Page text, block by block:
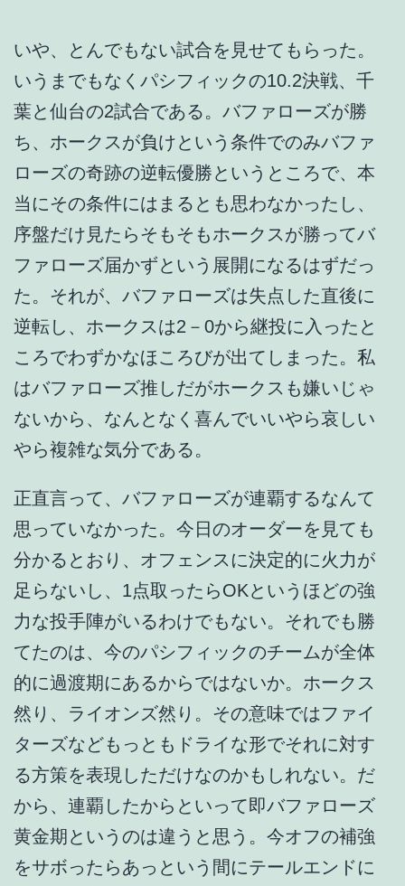
いや、とんでもない試合を見せてもらった。
いうまでもなくパシフィックの10.2決戦、千
葉と仙台の2試合である。バファローズが勝
ち、ホークスが負けという条件でのみバファ
ローズの奇跡の逆転優勝というところで、本
当にその条件にはまるとも思わなかったし、
序盤だけ見たらそもそもホークスが勝ってバ
ファローズ届かずという展開になるはずだっ
た。それが、バファローズは失点した直後に
逆転し、ホークスは2－0から継投に入ったと
ころでわずかなほころびが出てしまった。私
はバファローズ推しだがホークスも嫌いじゃ
ないから、なんとなく喜んでいいやら哀しい
やら複雑な気分である。
正直言って、バファローズが連覇するなんて
思っていなかった。今日のオーダーを見ても
分かるとおり、オフェンスに決定的に火力が
足らないし、1点取ったらOKというほどの強
力な投手陣がいるわけでもない。それでも勝
てたのは、今のパシフィックのチームが全体
的に過渡期にあるからではないか。ホークス
然り、ライオンズ然り。その意味ではファイ
ターズなどもっともドライな形でそれに対す
る方策を表現しただけなのかもしれない。だ
から、連覇したからといって即バファローズ
黄金期というのは違うと思う。今オフの補強
をサボったらあっという間にテールエンドに